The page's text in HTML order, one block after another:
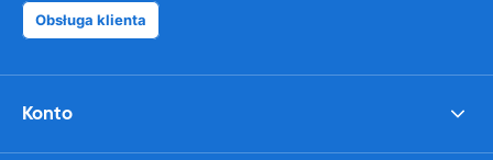
Obsługa klienta
Konto